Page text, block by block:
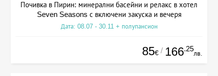
Почивка в Пирин: минерални басейни и релакс в хотел
Seven Seasons с включени закуска и вечеря
Дата: 08.07 - 30.11 + полупансион
85€ / 166.25
лв.